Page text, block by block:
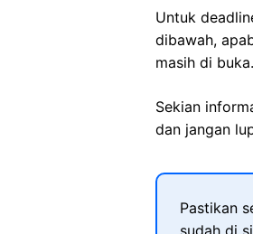
Untuk
dibawah,
masih di buka.
Sekian
dan jangan
Pastikan
sudah di